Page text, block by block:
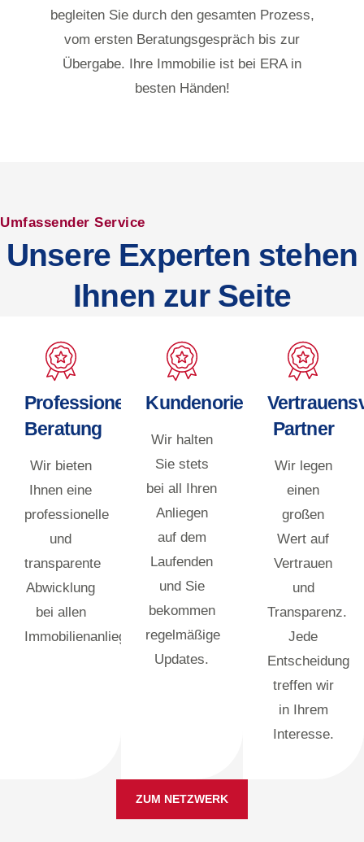
begleiten Sie durch den gesamten Prozess,
vom ersten Beratungsgespräch bis zur
Übergabe. Ihre Immobilie ist bei ERA in
besten Händen!
Umfassender Service
Unsere Experten stehen
Ihnen zur Seite
Professionelle
Beratung
Wir bieten
Ihnen eine
professionelle
und
transparente
Abwicklung
bei allen
Immobilienanliegen.
Kundenorientiert
Wir halten
Sie stets
bei all Ihren
Anliegen
auf dem
Laufenden
und Sie
bekommen
regelmäßige
Updates.
Partner
Wir legen
einen
großen
Wert auf
Vertrauen
und
Transparenz.
Jede
Entscheidung
treffen wir
in Ihrem
Interesse.
ZUM NETZWERK